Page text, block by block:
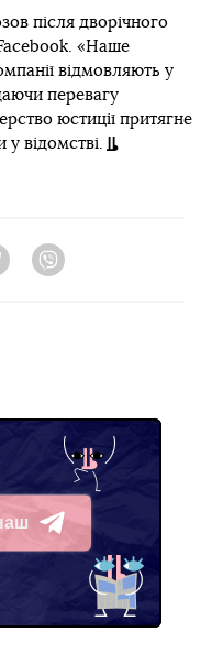
після дворічного
«Наше
відмовляють у
перевагу
юстиції притягне
у відомстві.
Telegram